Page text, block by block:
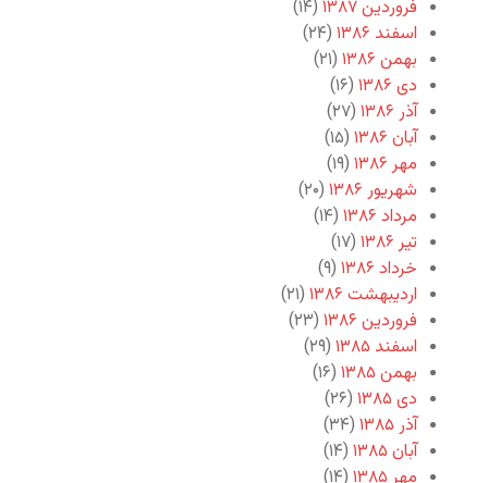
فروردین ۱۳۸۷
(۱۴)
اسفند ۱۳۸۶
(۲۴)
بهمن ۱۳۸۶
(۲۱)
دی ۱۳۸۶
(۱۶)
آذر ۱۳۸۶
(۲۷)
آبان ۱۳۸۶
(۱۵)
مهر ۱۳۸۶
(۱۹)
شهریور ۱۳۸۶
(۲۰)
مرداد ۱۳۸۶
(۱۴)
تیر ۱۳۸۶
(۱۷)
خرداد ۱۳۸۶
(۹)
اردیبهشت ۱۳۸۶
(۲۱)
فروردین ۱۳۸۶
(۲۳)
اسفند ۱۳۸۵
(۲۹)
بهمن ۱۳۸۵
(۱۶)
دی ۱۳۸۵
(۲۶)
آذر ۱۳۸۵
(۳۴)
آبان ۱۳۸۵
(۱۴)